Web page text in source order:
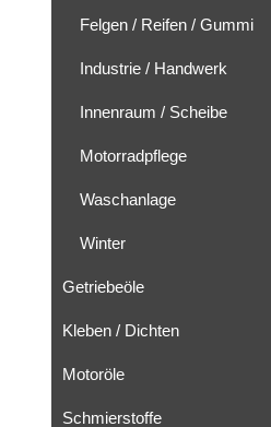
Felgen / Reifen / Gummi
Industrie / Handwerk
Innenraum / Scheibe
Motorradpflege
Waschanlage
Winter
Getriebeöle
Kleben / Dichten
Motoröle
Schmierstoffe